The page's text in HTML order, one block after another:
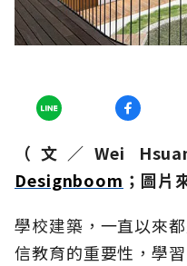
（文／ Wei
Designboom ；圖片
學校建築，一直以來
信教育的重要性，學